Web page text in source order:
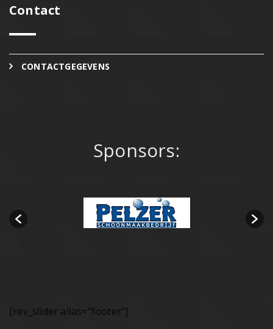
Contact
CONTACTGEGEVENS
Sponsors:
[rev_slider alias="footer"]